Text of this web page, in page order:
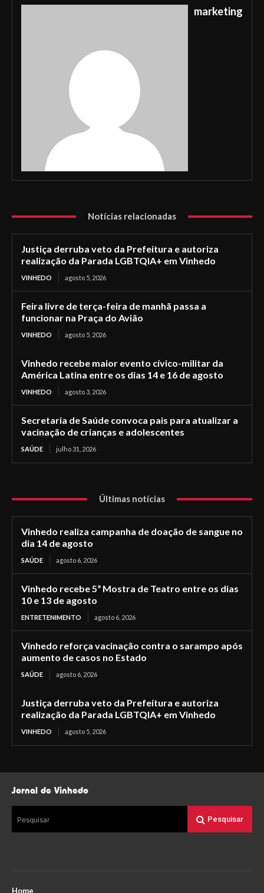
marketing
Notícias relacionadas
Justiça derruba veto da Prefeitura e autoriza
realização da Parada LGBTQIA+ em Vinhedo
VINHEDO agosto 5, 2026
Feira livre de terça-feira de manhã passa a
funcionar na Praça do Avião
VINHEDO agosto 5, 2026
Vinhedo recebe maior evento cívico-militar da
América Latina entre os dias 14 e 16 de agosto
VINHEDO agosto 3, 2026
Secretaria de Saúde convoca pais para atualizar a
vacinação de crianças e adolescentes
SAÚDE julho 31, 2026
Últimas notícias
Vinhedo realiza campanha de doação de sangue no
dia 14 de agosto
SAÚDE agosto 6, 2026
Vinhedo recebe 5ª Mostra de Teatro entre os dias
10 e 13 de agosto
ENTRETENIMENTO agosto 6, 2026
Vinhedo reforça vacinação contra o sarampo após
aumento de casos no Estado
SAÚDE agosto 6, 2026
Justiça derruba veto da Prefeitura e autoriza
realização da Parada LGBTQIA+ em Vinhedo
VINHEDO agosto 5, 2026
Jornal de Vinhedo
Pesquisar Pesquisar
Home